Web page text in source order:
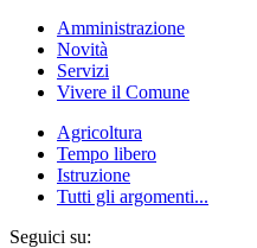
Amministrazione
Novità
Servizi
Vivere il Comune
Agricoltura
Tempo libero
Istruzione
Tutti gli argomenti...
Seguici su: